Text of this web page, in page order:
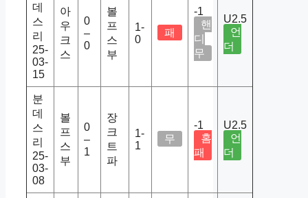
데
스
리
25-
03-
15
아
우
크
스
0
–
0
볼
프
스
부
1-
0
패
-1
핸
디
무
U2.5
언
더
분
데
스
리
25-
03-
08
볼
프
스
부
0
–
1
장
크
트
파
1-
1
무
-1
홈
패
U2.5
언
더